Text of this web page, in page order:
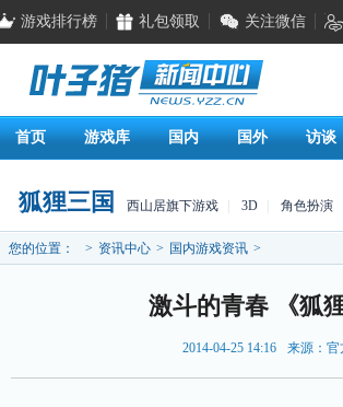
游戏排行榜 礼包领取 关注微信
首页 游戏库 国内 国外 访谈
狐狸三国 西山居旗下游戏 3D 角色扮演
您的位置： > 资讯中心 > 国内游戏资讯 >
激斗的青春 《狐
2014-04-25 14:16 来源：官